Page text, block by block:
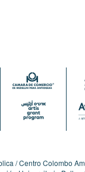
Centro Colombo